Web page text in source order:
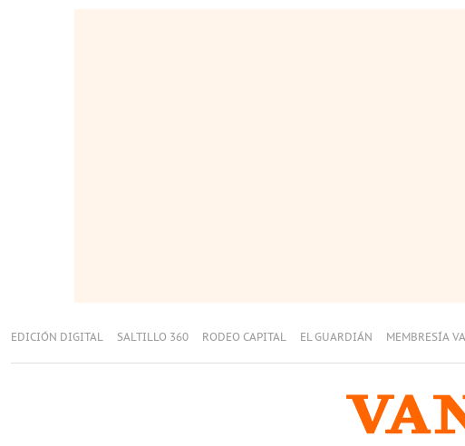
EDICIÓN DIGITAL SALTILLO 360 RODEO CAPITAL EL GUARDIÁN MEMBRESÍA